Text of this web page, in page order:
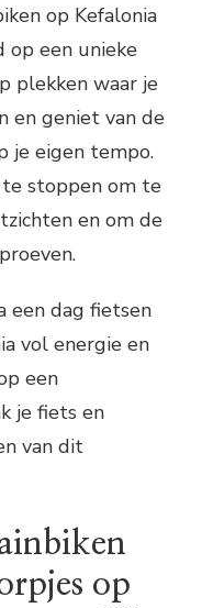
op Kefalonia
op een unieke
plekken waar je
en geniet van de
je eigen tempo.
stoppen om te
en om de
een dag fietsen
vol energie en
een
je fiets en
van dit
op